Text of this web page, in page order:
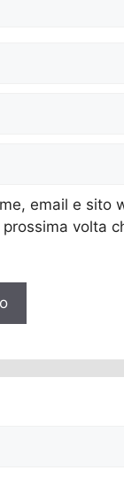
email e sito
volta